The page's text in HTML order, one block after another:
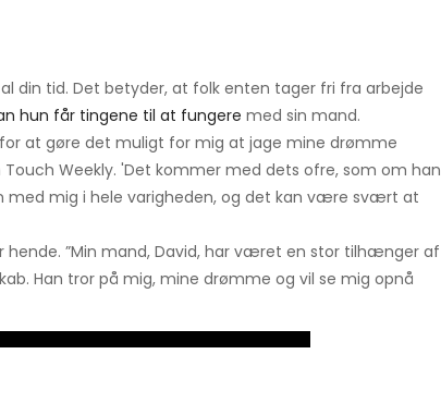
din tid. Det betyder, at folk enten tager fri fra arbejde
hun får tingene til at fungere med sin mand.
for at gøre det muligt for mig at jage mine drømme
Weekly. 'Det kommer med dets ofre, som om han
mig i hele varigheden, og det kan være svært at
”Min mand, David, har været en stor tilhænger af
Han tror på mig, mine drømme og vil se mig opnå